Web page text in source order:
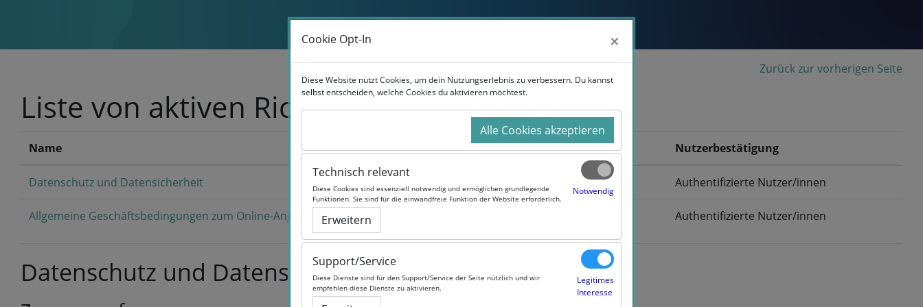
Zurück zur vorherigen Seite
Liste von aktiven Richtlinien
Name Typ Nutzerbestätigung
Datenschutz und Datensicherheit Richtlinie zum Datenschutz Authentifizierte Nutzer/innen
Allgemeine Geschäftsbedingungen zum Online-Angebot Authentifizierte Nutzer/innen
Datenschutz und Datensicherheit
Cookie Opt-In ×
Diese Website nutzt Cookies, um dein Nutzungserlebnis zu verbessern. Du kannst
selbst entscheiden, welche Cookies du aktivieren möchtest.
Alle Cookies akzeptieren
Technisch relevant
Diese Cookies sind essenziell notwendig und ermöglichen grundlegende
Funktionen. Sie sind für die einwandfreie Funktion der Website erforderlich.
Notwendig
Erweitern
Support/Service
Diese Dienste sind für den Support/Service der Seite nützlich und wir
empfehlen diese Dienste zu aktivieren.
Legitimes
Interesse
Cookie Opt-In ×
Diese Website nutzt Cookies, um dein Nutzungserlebnis zu verbessern. Du kannst
selbst entscheiden, welche Cookies du aktivieren möchtest.
Alle Cookies akzeptieren
Technisch relevant
Diese Cookies sind essenziell notwendig und ermöglichen grundlegende
Funktionen. Sie sind für die einwandfreie Funktion der Website erforderlich.
Notwendig
Erweitern
Support/Service
Diese Dienste sind für den Support/Service der Seite nützlich und wir
empfehlen diese Dienste zu aktivieren.
Legitimes
Interesse